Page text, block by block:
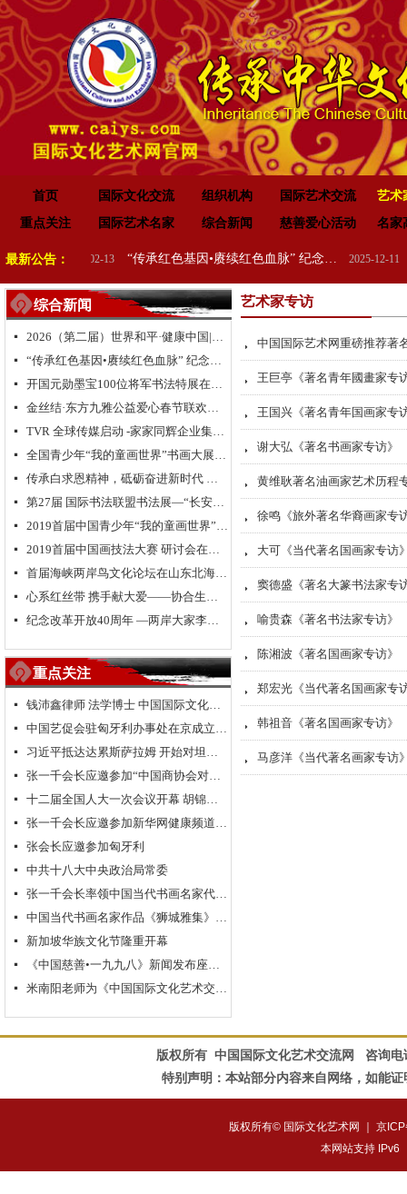
最新公告：
2026-02-13
2026（第二届）世界和平·健康中国|全球华人福运五洲·世界和平祈愿盛典暨全球华侨华人送“福”活动 2025-12-11
“传承红色基因•赓续红色血脉” 纪念中国人民抗日战争暨世界反法西斯战争胜利 80 周年
首页 国际文化交流 组织机构 国际艺术交流
艺术
重点关注
国际艺术名家 综合新闻 慈善爱心活动 名家
艺术家专访
뀧 中国国际艺术网重磅推荐著
뀧 王巨亭《著名青年國畫家专
뀧 王国兴《著名青年国画家专
뀧 谢大弘《著名书画家专访》
뀧 黄维耿著名油画家艺术历程
뀧 徐鸣《旅外著名华裔画家专
뀧 大可《当代著名国画家专访
뀧 窦德盛《著名大篆书法家专
뀧 喻贵森《著名书法家专访》
뀧 陈湘波《著名国画家专访》
뀧 郑宏光《当代著名国画家专
뀧 韩祖音《著名国画家专访》
뀧 马彦洋《当代著名画家专访
综合新闻
넷 2026（第二届）世界和平·健康中国|全球华人福运五洲·世界和平祈愿盛典暨全球华侨华人送“福”活动
넷 “传承红色基因•赓续红色血脉” 纪念中国人民抗日战争暨世界反法西斯战争胜利 80 周年
넷 开国元勋墨宝100位将军书法特展在高唐举办
넷 金丝结·东方九雅公益爱心春节联欢晚会隆重举行
넷 TVR 全球传媒启动 -家家同辉企业集团成立 新闻发布会在浙江.乌镇隆重举行
넷 全国青少年“我的童画世界”书画大展大型公益活动北京总决赛颁奖典礼
넷 传承白求恩精神，砥砺奋进新时代 纪念白求恩80周年研讨会
넷 第27届 国际书法联盟书法展—“长安国际书法邀请展”在西安大明宫国家遗址公园丹凤门博物馆启幕
넷 2019首届中国青少年“我的童画世界”书画大展启动仪式在长城脚下拉开帷幕
넷 2019首届中国画技法大赛 研讨会在京举行
넷 首届海峡两岸鸟文化论坛在山东北海举行
넷 心系红丝带 携手献大爱——协合生物集团超级抗原免疫治疗助力“艾滋病防控”
넷 纪念改革开放40周年 —两岸大家李奇茂、单应桂书画作品交流展隆重开幕
重点关注
넷 钱沛鑫律师 法学博士 中国国际文化艺术交流促进会副会长
넷 中国艺促会驻匈牙利办事处在京成立签约仪式
넷 习近平抵达达累斯萨拉姆 开始对坦桑尼亚进行国事访问
넷 张一千会长应邀参加“中国商协会对欧投资促进联盟”项目座谈会
넷 十二届全国人大一次会议开幕 胡锦涛 习近平等出席
넷 张一千会长应邀参加新华网健康频道2013新春联谊会
넷 张会长应邀参加匈牙利
넷 中共十八大中央政治局常委
넷 张一千会长率领中国当代书画名家代表团拜访新加坡书法家协会
넷 中国当代书画名家作品《狮城雅集》新加坡特展
넷 新加坡华族文化节隆重开幕
넷 《中国慈善•一九九八》新闻发布座谈会在京举行
넷 米南阳老师为《中国国际文化艺术交流网》题名
版权所有 中国国际文化艺术交流网
咨询电
特别声明：本站部分内容来自网络，如能
版权所有© 国际文化艺术网 ｜ 京
本网站支持 IPv6